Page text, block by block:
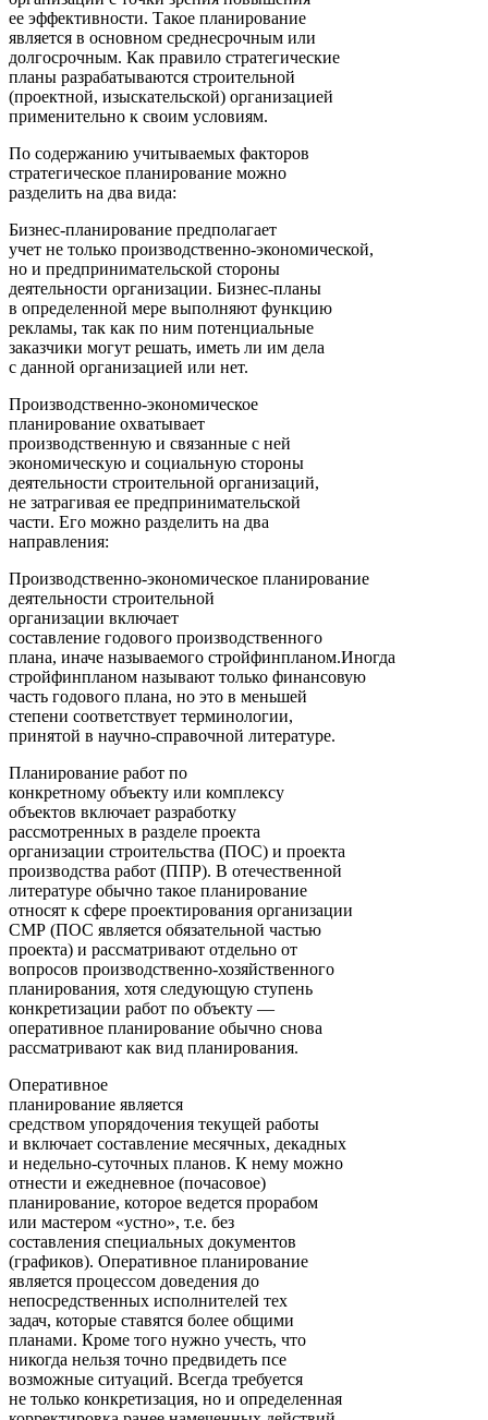
ее эффективности. Такое планирование
является в основном среднесрочным или
долгосрочным. Как правило стратегические
планы разрабатываются строительной
(проектной, изыскательской) организацией
применительно к своим условиям.
По содержанию учитываемых факторов
стратегическое планирование можно
разделить на два вида:
Бизнес-планирование предполагает
учет не только производственно-экономической,
но и предпринимательской стороны
деятельности организации. Бизнес-планы
в определенной мере выполняют функцию
рекламы, так как по ним потенциальные
заказчики могут решать, иметь ли им дела
с данной организацией или нет.
Производственно-экономическое
планирование охватывает
производственную и связанные с ней
экономическую и социальную стороны
деятельности строительной организаций,
не затрагивая ее предпринимательской
части. Его можно разделить на два
направления:
Производственно-экономическое планирование
деятельности строительной
организации включает
составление годового производственного
плана, иначе называемого стройфинпланом.Иногда
стройфинпланом называют только финансовую
часть годового плана, но это в меньшей
степени соответствует терминологии,
принятой в научно-справочной литературе.
Планирование работ по
конкретному объекту или комплексу
объектов включает разработку
рассмотренных в разделе проекта
организации строительства (ПОС) и проекта
производства работ (ППР). В отечественной
литературе обычно такое планирование
относят к сфере проектирования организации
СМР (ПОС является обязательной частью
проекта) и рассматривают отдельно от
вопросов производственно-хозяйственного
планирования, хотя следующую ступень
конкретизации работ по объекту —
оперативное планирование обычно снова
рассматривают как вид планирования.
Оперативное
планирование является
средством упорядочения текущей работы
и включает составление месячных, декадных
и недельно-суточных планов. К нему можно
отнести и ежедневное (почасовое)
планирование, которое ведется прорабом
или мастером «устно», т.е. без
составления специальных документов
(графиков). Оперативное планирование
является процессом доведения до
непосредственных исполнителей тех
задач, которые ставятся более общими
планами. Кроме того нужно учесть, что
никогда нельзя точно предвидеть псе
возможные ситуаций. Всегда требуется
не только конкретизация, но и определенная